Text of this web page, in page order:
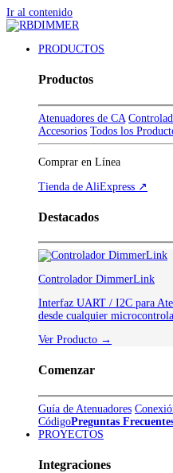
Ir al contenido
PRODUCTOS
Productos
Atenuadores de CA
Accesorios Todos los
Comprar en Línea
Tienda de AliExpress ↗
Destacados
Controlador DimmerLink
Interfaz UART / I2C para
desde cualquier
Ver Producto →
Comenzar
Guía de Atenuadores
CódigoPreguntas
PROYECTOS
Integraciones